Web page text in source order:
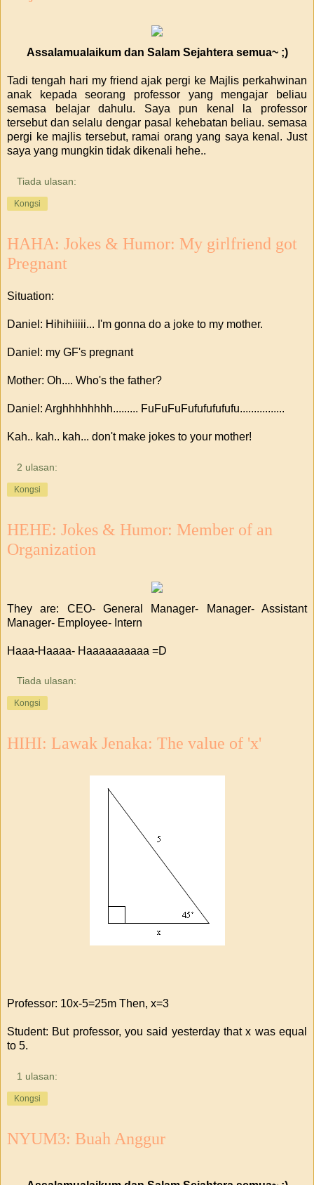
Assalamualaikum dan Salam Sejahtera semua~ ;)
Tadi tengah hari my friend ajak pergi ke Majlis perkahwinan
anak kepada seorang professor yang mengajar beliau
semasa belajar dahulu. Saya pun kenal la professor
tersebut dan selalu dengar pasal kehebatan beliau. semasa
pergi ke majlis tersebut, ramai orang yang saya kenal. Just
saya yang mungkin tidak dikenali hehe..
Tiada ulasan:
Kongsi
HAHA: Jokes & Humor: My girlfriend got
Pregnant
Situation:
Daniel: Hihihiiiii... I'm gonna do a joke to my mother.
Daniel: my GF's pregnant
Mother: Oh.... Who's the father?
Daniel: Arghhhhhhhh......... FuFuFuFufufufufufu................
Kah.. kah.. kah... don't make jokes to your mother!
2 ulasan:
Kongsi
HEHE: Jokes & Humor: Member of an
Organization
They are: CEO- General Manager- Manager- Assistant
Manager- Employee- Intern
Haaa-Haaaa- Haaaaaaaaaa =D
Tiada ulasan:
Kongsi
HIHI: Lawak Jenaka: The value of 'x'
Professor: 10x-5=25m Then, x=3
Student: But professor, you said yesterday that x was equal
to 5.
1 ulasan:
Kongsi
NYUM3: Buah Anggur